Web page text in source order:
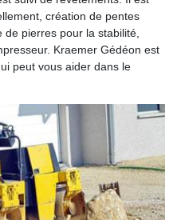
création de pentes
de pierres pour la stabilité,
Kraemer Gédéon est
peut vous aider dans le